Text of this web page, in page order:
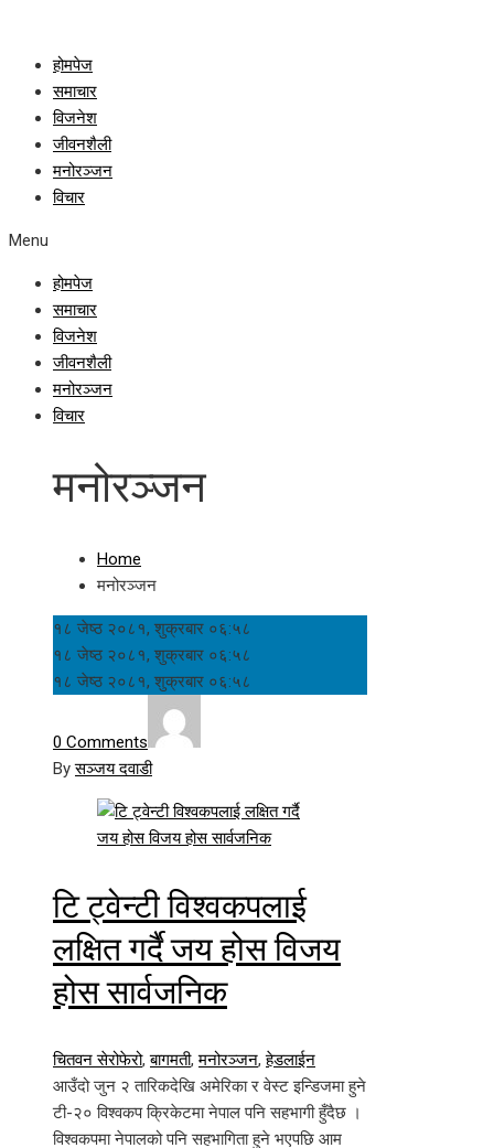
होमपेज
समाचार
विजनेश
जीवनशैली
मनोरञ्जन
विचार
Menu
होमपेज
समाचार
विजनेश
जीवनशैली
मनोरञ्जन
विचार
मनोरञ्जन
Home
मनोरञ्जन
१८ जेष्ठ २०८१, शुक्रबार ०६:५८
१८ जेष्ठ २०८१, शुक्रबार ०६:५८
१८ जेष्ठ २०८१, शुक्रबार ०६:५८
0 Comments
Byसञ्जय दवाडी
टि ट्वेन्टी विश्वकपलाई
लक्षित गर्दै जय होस विजय
होस सार्वजनिक
चितवन सेरोफेरो,बागमती,मनोरञ्जन,हेडलाईन
आउँदो जुन २ तारिकदेखि अमेरिका र वेस्ट इन्डिजमा हुने
टी-२० विश्वकप क्रिकेटमा नेपाल पनि सहभागी हुँदैछ ।
विश्वकपमा नेपालको पनि सहभागिता हुने भएपछि आम